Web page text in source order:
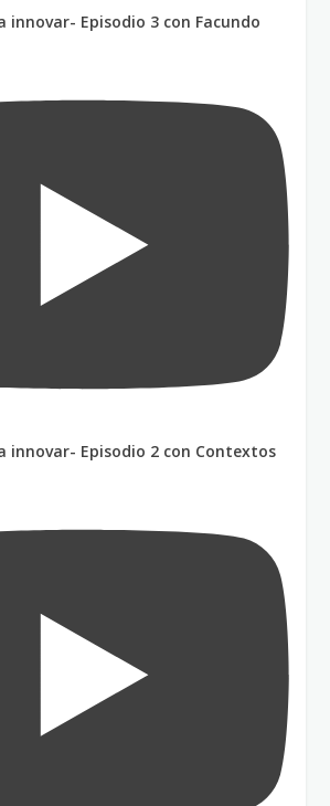
innovar- Episodio 3 con Facundo
innovar- Episodio 2 con Contextos